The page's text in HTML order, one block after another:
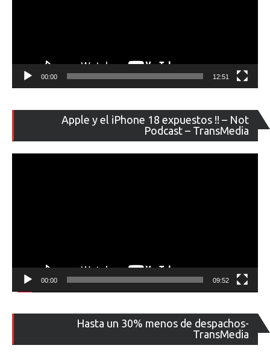
00:00 12:51
Apple y el iPhone 18 expuestos !! – Not
Podcast – TransMedia
de
00:00 09:52
Hasta un 30% menos de despachos-
TransMedia
de